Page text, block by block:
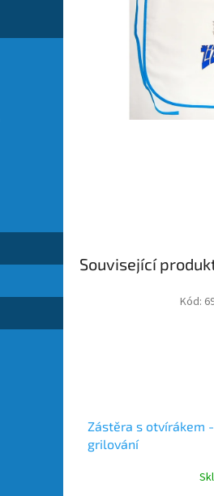
Související
Zástěra s otvírákem
grilování
Kód: